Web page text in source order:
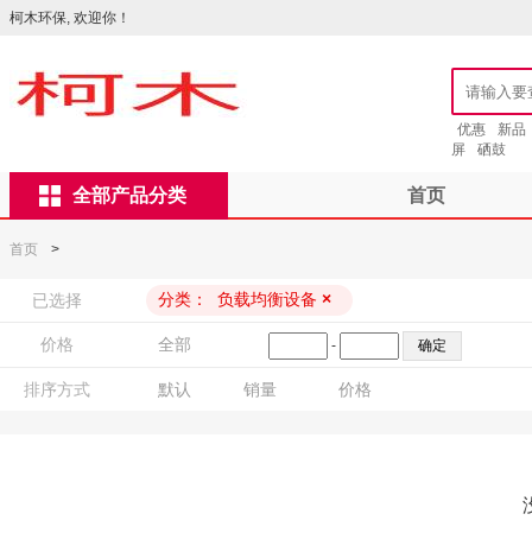
柯木环保, 欢迎你！
优惠
新品
屏
硒鼓
全部产品分类 首页
首页 >
已选择 分类： 负载均衡设备 ×
价格 全部 -
排序方式 默认 销量 价格